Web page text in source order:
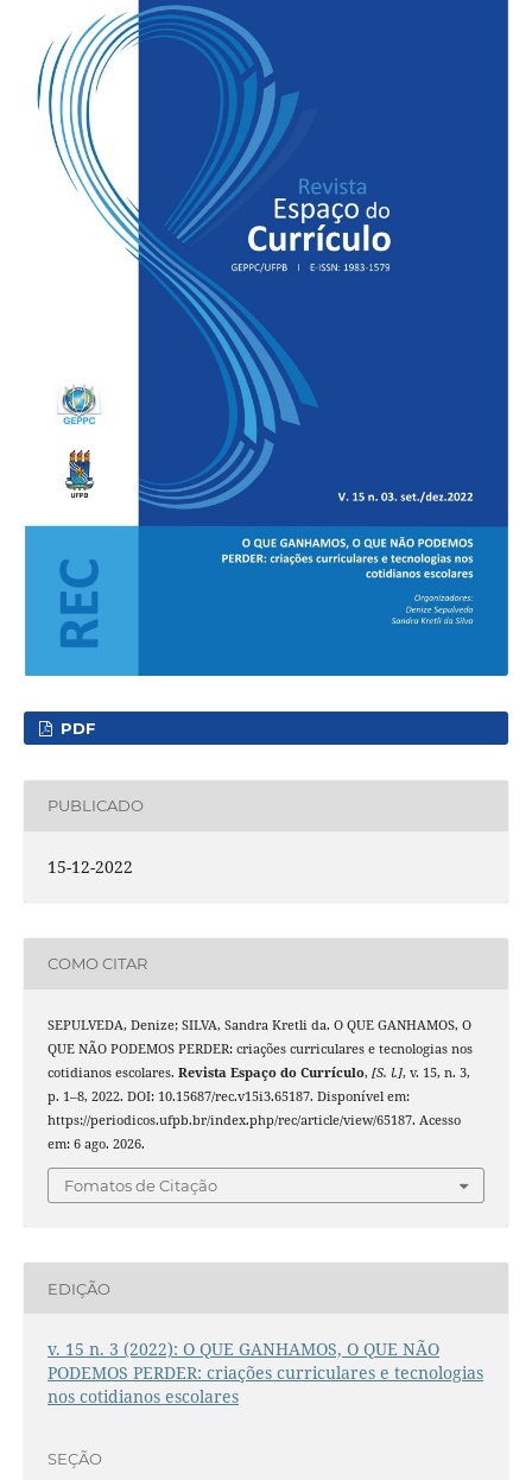
PDF
PUBLICADO
15-12-2022
COMO CITAR
SEPULVEDA, Denize; SILVA, Sandra Kretli da. O QUE GANHAMOS, O
QUE NÃO PODEMOS PERDER: criações curriculares e tecnologias nos
cotidianos escolares. Revista Espaço do Currículo, [S. l.], v. 15, n. 3,
p. 1–8, 2022. DOI: 10.15687/rec.v15i3.65187. Disponível em:
https://periodicos.ufpb.br/index.php/rec/article/view/65187. Acesso
em: 6 ago. 2026.
Fomatos de Citação
EDIÇÃO
v. 15 n. 3 (2022): O QUE GANHAMOS, O QUE NÃO
PODEMOS PERDER: criações curriculares e tecnologias
nos cotidianos escolares
SEÇÃO